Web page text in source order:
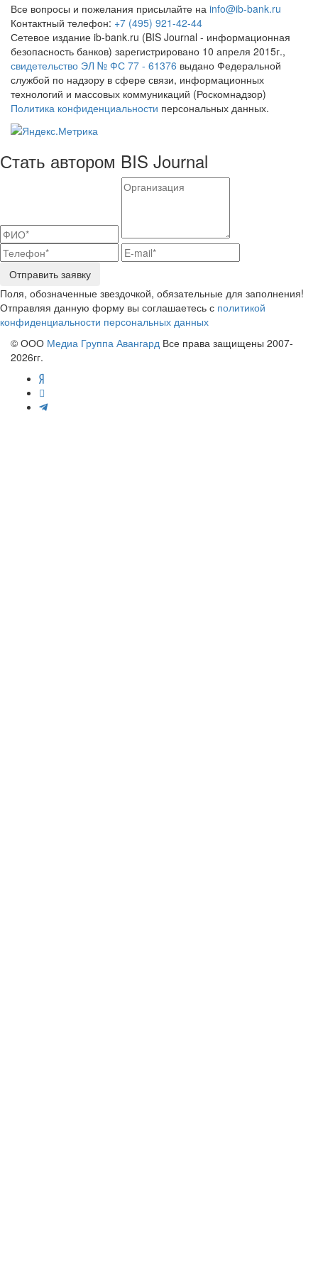
Все вопросы и пожелания присылайте на info@ib-bank.ru
Контактный телефон: +7 (495) 921-42-44
Сетевое издание ib-bank.ru (BIS Journal - информационная
безопасность банков) зарегистрировано 10 апреля 2015г.,
свидетельство ЭЛ № ФС 77 - 61376 выдано Федеральной
службой по надзору в сфере связи, информационных
технологий и массовых коммуникаций (Роскомнадзор)
Политика конфиденциальности персональных данных.
Стать автором BIS Journal
Отправить заявку
Поля, обозначенные звездочкой, обязательные для заполнения!
Отправляя данную форму вы соглашаетесь с политикой
конфиденциальности персональных данных
© ООО Медиа Группа Авангард Все права защищены 2007-
2026гг.